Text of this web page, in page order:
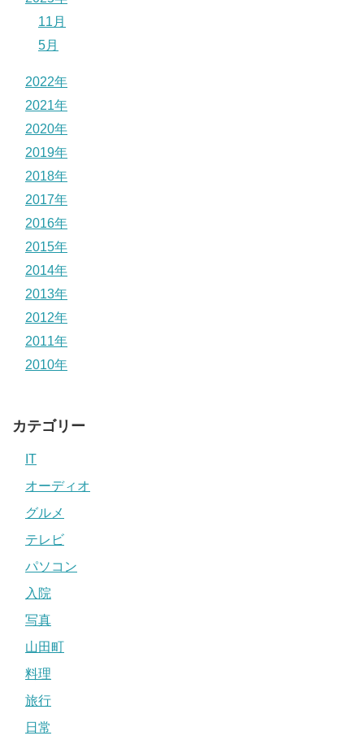
11月
5月
2022年
2021年
2020年
2019年
2018年
2017年
2016年
2015年
2014年
2013年
2012年
2011年
2010年
カテゴリー
IT
オーディオ
グルメ
テレビ
パソコン
入院
写真
山田町
料理
旅行
日常